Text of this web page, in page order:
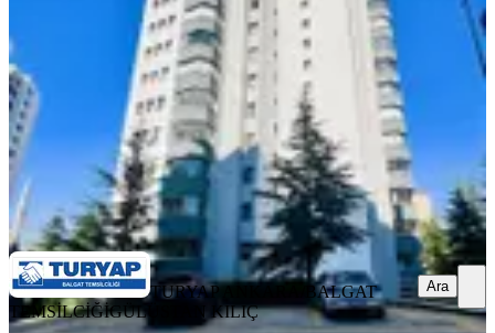
3+1·135 m² 10. Kat ·03.08.2026
8.450.000 ₺
TURYAP ANKARA/BALGAT TEMSİLCİĞİGÜLÜSTAN
KILIÇ
Ara
TURYAP ANKARA/BALGAT
TEMSİLCİĞİGÜLÜSTAN KILIÇ
Ara